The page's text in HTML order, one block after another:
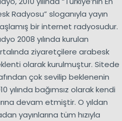
Radyosu” sloganıyla yayın
bir internet radyosudur.
2008 yılında kurulan
ziyaretçilere arabesk
olarak kurulmuştur. Sitede
çok sevilip beklenenin
yılında bağımsız olarak kendi
devam etmiştir. O yıldan
yayınlarına tüm hızıyla